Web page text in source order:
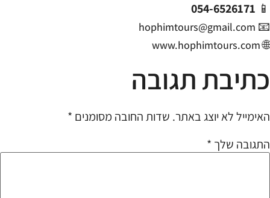
📱
054-6526171
📧
hophimtours@gmail.com
🌐
www.hophimtours.com
כתיבת תגובה
האימייל לא יוצג באתר. שדות החובה מסומנים *
התגובה שלך *